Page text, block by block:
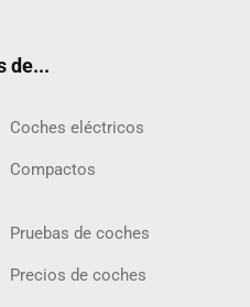
de...
Coches eléctricos
Compactos
Pruebas de coches
Precios de coches